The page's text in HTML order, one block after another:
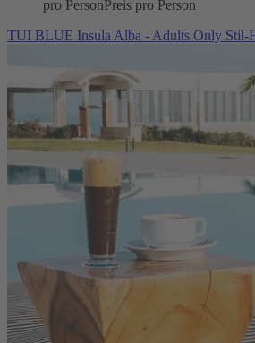
pro PersonPreis pro Person
TUI BLUE Insula Alba - Adults Only Stil-